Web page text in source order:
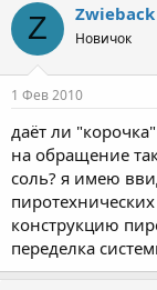
Z Zwieback
Новичок
1 Фев 2010
даёт ли
на обращение
соль? я имею
конструкцию
переделка